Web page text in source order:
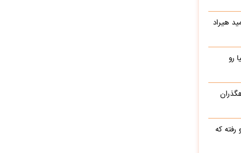
هیراد
رو
که